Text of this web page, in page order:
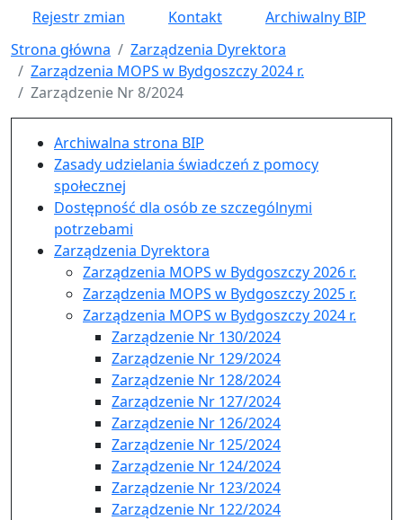
Rejestr zmian Kontakt
Archiwalny BIP
Strona główna
Zarządzenia Dyrektora
Zarządzenia MOPS w Bydgoszczy 2024 r.
Zarządzenie Nr 8/2024
Menu główne pionowe
Archiwalna strona BIP
Zasady udzielania świadczeń z pomocy
społecznej
Dostępność dla osób ze szczególnymi
potrzebami
Zarządzenia Dyrektora
Zarządzenia MOPS w Bydgoszczy 2026 r.
Zarządzenia MOPS w Bydgoszczy 2025 r.
Zarządzenia MOPS w Bydgoszczy 2024 r.
Zarządzenie Nr 130/2024
Zarządzenie Nr 129/2024
Zarządzenie Nr 128/2024
Zarządzenie Nr 127/2024
Zarządzenie Nr 126/2024
Zarządzenie Nr 125/2024
Zarządzenie Nr 124/2024
Zarządzenie Nr 123/2024
Zarządzenie Nr 122/2024